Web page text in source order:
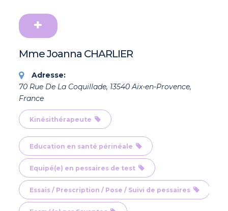
Mme Joanna CHARLIER
Adresse:
70 Rue De La Coquillade, 13540 Aix-en-Provence,
France
Kinésithérapeute
Education en santé périnéale
Equipé(e) en pessaires de test
Essais / Prescription / Pose / Suivi de pessaires